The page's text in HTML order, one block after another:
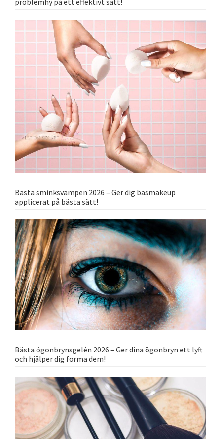
Bästa sminksvampen 2026 – Ger dig basmakeup
applicerat på bästa sätt!
Bästa ögonbrynsgelén 2026 – Ger dina ögonbryn ett lyft
och hjälper dig forma dem!